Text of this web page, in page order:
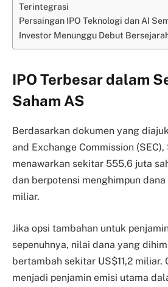
Terintegrasi
Persaingan IPO Teknologi dan AI
Investor Menunggu Debut
IPO Terbesar dalam
Saham AS
Berdasarkan dokumen yang
and Exchange Commission
menawarkan sekitar 555,6 juta
dan berpotensi menghimpun
miliar.
Jika opsi tambahan untuk
sepenuhnya, nilai dana yang
bertambah sekitar US$11,2 miliar.
menjadi penjamin emisi utama